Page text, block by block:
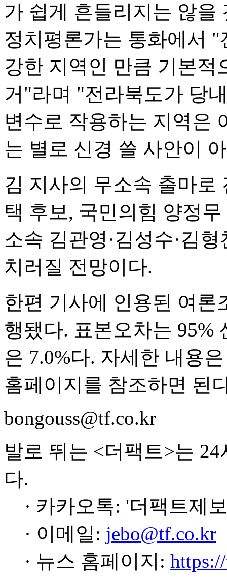
가 쉽게 흔들리지는 않을
정치평론가는 통화에서
강한 지역인 만큼 기본적
거"라며 "전라북도가 당
변수로 작용하는 지역은
는 별로 신경 쓸 사안이
김 지사의 무소속 출마로
택 후보, 국민의힘 양정
소속 김관영·김성수·김
치러질 전망이다.
한편 기사에 인용된 여론
행됐다. 표본오차는 95%
은 7.0%다. 자세한 내용
홈페이지를 참조하면 된
bongouss@tf.co.kr
발로 뛰는 <더팩트>는
다.
· 카카오톡: '더팩트제
· 이메일: jebo@tf.co.kr
· 뉴스 홈페이지: